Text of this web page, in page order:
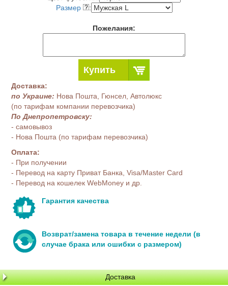
Размер
:
Пожелания:
Купить
Доставка:
по Украине: Нова Пошта, Гюнсел, Автолюкс
(по тарифам компании перевозчика)
По Днепропетровску:
- самовывоз
- Нова Пошта (по тарифам перевозчика)
Оплата:
- При получении
- Перевод на карту Приват Банка, Visa/Master Card
- Перевод на кошелек WebMoney и др.
Гарантия качества
Возврат/замена товара в течение недели (в
случае брака или ошибки с размером)
Доставка